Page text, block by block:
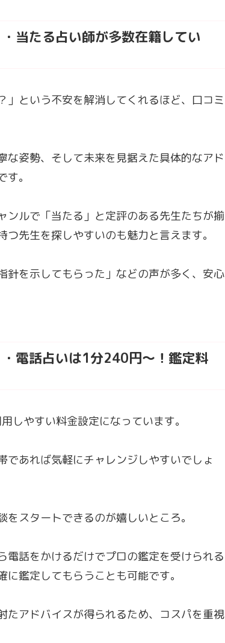
当たる占い師が多数在籍してい
という不安を解消してくれるほど、口コミ
姿勢、そして未来を見据えた具体的なアド
。
ンルで「当たる」と定評のある先生たちが揃
先生を探しやすいのも魅力と言えます。
針を示してもらった」などの声が多く、安心
電話占いは1分240円～！鑑定料
しやすい料金設定になっています。
あれば気軽にチャレンジしやすいでしょ
スタートできるのが嬉しいところ。
話をかけるだけでプロの鑑定を受けられる
鑑定してもらうことも可能です。
たアドバイスが得られるため、コスパを重視